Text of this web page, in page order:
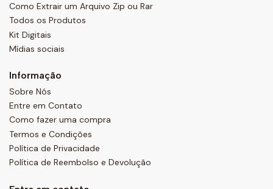
Como Extrair um Arquivo Zip ou Rar
Todos os Produtos
Kit Digitais
Mídias sociais
Informação
Sobre Nós
Entre em Contato
Como fazer uma compra
Termos e Condições
Política de Privacidade
Política de Reembolso e Devolução